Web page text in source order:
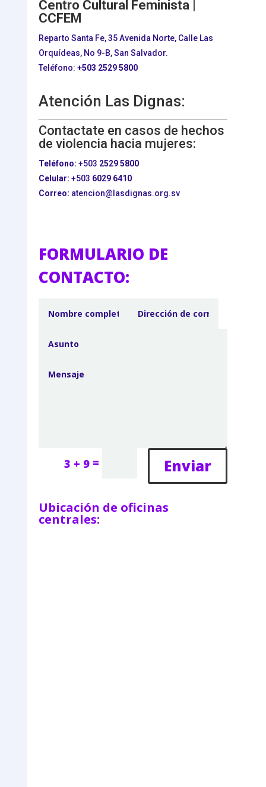
Centro Cultural Feminista |
CCFEM
Reparto Santa Fe, 35 Avenida Norte, Calle Las
Orquídeas, No 9-B, San Salvador.
Teléfono: +503 2529 5800
Atención Las Dignas:
Contactate en casos de hechos
de violencia hacia mujeres:
Teléfono: +503 2529 5800
Celular: +503 6029 6410
Correo: atencion@lasdignas.org.sv
FORMULARIO DE
CONTACTO:
3 + 9 = Enviar
Ubicación de oficinas
centrales: